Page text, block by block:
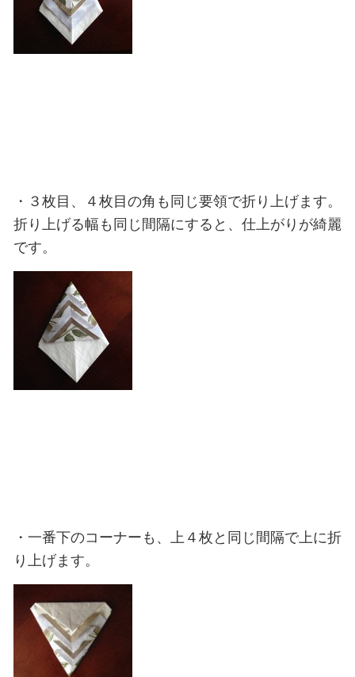
・３枚目、４枚目の角も同じ要領で折り上げます。
折り上げる幅も同じ間隔にすると、仕上がりが綺麗
です。
・一番下のコーナーも、上４枚と同じ間隔で上に折
り上げます。